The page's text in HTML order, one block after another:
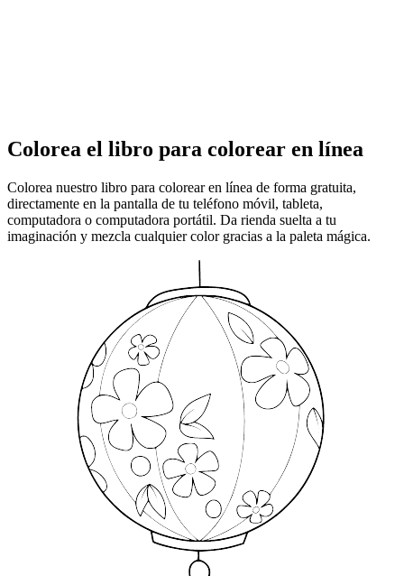
Colorea el libro para colorear en línea
Colorea nuestro libro para colorear en línea de forma gratuita,
directamente en la pantalla de tu teléfono móvil, tableta,
computadora o computadora portátil. Da rienda suelta a tu
imaginación y mezcla cualquier color gracias a la paleta mágica.